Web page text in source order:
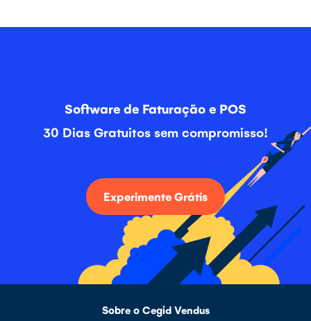
Software de Faturação e POS
30 Dias Gratuitos sem compromisso!
Experimente Grátis
Sobre o Cegid Vendus